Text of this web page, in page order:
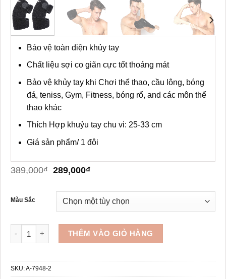
Bảo vệ toàn diện khủy tay
Chất liệu sợi co giãn cực tốt thoáng mát
Bảo vệ khủy tay khi Chơi thể thao, cầu lông, bóng
đá, teniss, Gym, Fitness, bóng rổ, and các môn thể
thao khác
Thích Hợp khuỷu tay chu vi: 25-33 cm
Giá sản phẩm/ 1 đôi
389,000₫ Giá
389,000₫.
289,000₫Giá
là:
289,000₫.
Màu Sắc
Bộ 2 đai bảo khuỷu tay AOLIKES A-7948 số lượng
THÊM VÀO GIỎ HÀNG
SKU:A-7948-2